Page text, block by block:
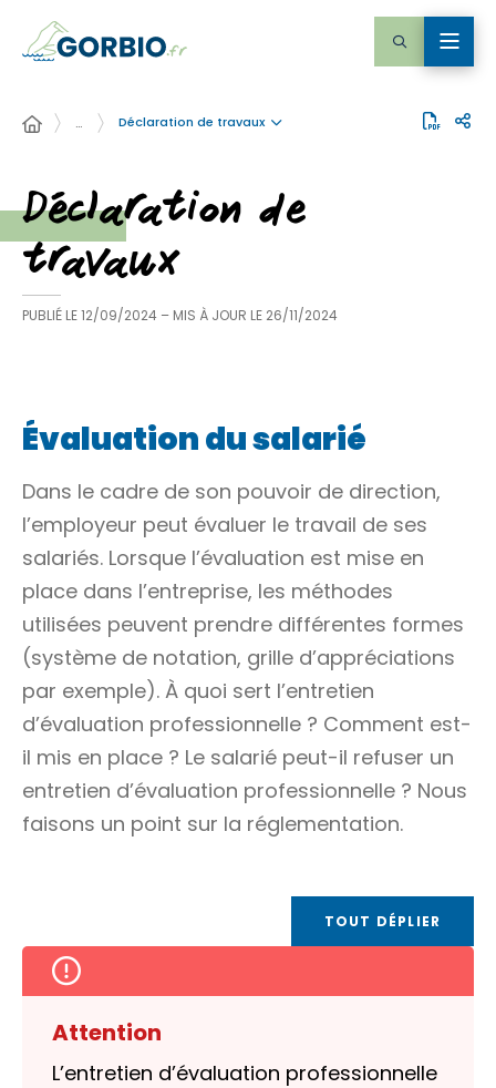
… Déclaration de travaux
Déclaration de
travaux
PUBLIÉ LE12/09/2024 – MIS À JOUR LE 26/11/2024
Évaluation du salarié
Dans le cadre de son pouvoir de direction,
l’employeur peut évaluer le travail de ses
salariés. Lorsque l’évaluation est mise en
place dans l’entreprise, les méthodes
utilisées peuvent prendre différentes formes
(système de notation, grille d’appréciations
par exemple). À quoi sert l’entretien
d’évaluation professionnelle ? Comment est-
il mis en place ? Le salarié peut-il refuser un
entretien d’évaluation professionnelle ? Nous
faisons un point sur la réglementation.
TOUT DÉPLIER
Attention
L’entretien d’évaluation professionnelle